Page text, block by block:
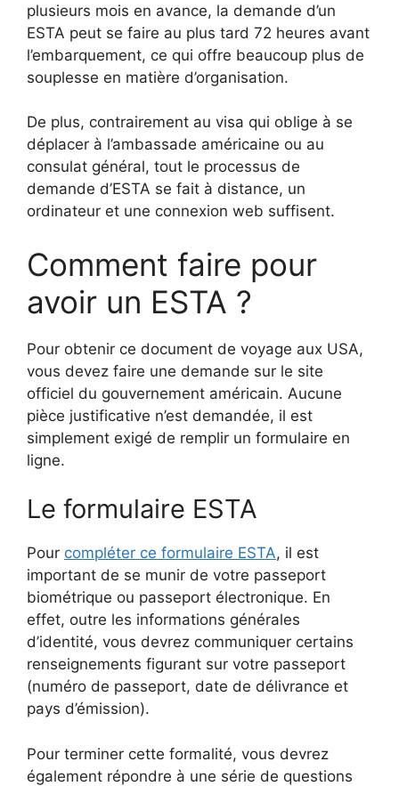
plusieurs mois en avance, la demande d’un
ESTA peut se faire au plus tard 72 heures avant
l’embarquement, ce qui offre beaucoup plus de
souplesse en matière d’organisation.
De plus, contrairement au visa qui oblige à se
déplacer à l’ambassade américaine ou au
consulat général, tout le processus de
demande d’ESTA se fait à distance, un
ordinateur et une connexion web suffisent.
Comment faire pour
avoir un ESTA ?
Pour obtenir ce document de voyage aux USA,
vous devez faire une demande sur le site
officiel du gouvernement américain. Aucune
pièce justificative n’est demandée, il est
simplement exigé de remplir un formulaire en
ligne.
Le formulaire ESTA
Pour compléter ce formulaire ESTA, il est
important de se munir de votre passeport
biométrique ou passeport électronique. En
effet, outre les informations générales
d’identité, vous devrez communiquer certains
renseignements figurant sur votre passeport
(numéro de passeport, date de délivrance et
pays d’émission).
Pour terminer cette formalité, vous devrez
également répondre à une série de questions